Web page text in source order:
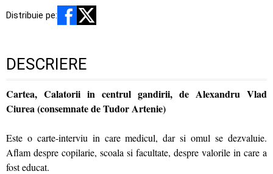
Distribuie pe:
DESCRIERE
Cartea, Calatorii in centrul gandirii, de Alexandru Vlad
Ciurea (consemnate de Tudor Artenie)
Este o carte-interviu in care medicul, dar si omul se dezvaluie.
Aflam despre copilarie, scoala si facultate, despre valorile in care a
fost educat.